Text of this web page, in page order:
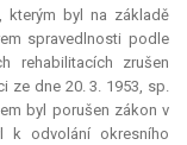
kterým byl na základě
spravedlnosti podle
rehabilitacích zrušen
ze dne 20. 3. 1953, sp.
byl porušen zákon v
k odvolání okresního